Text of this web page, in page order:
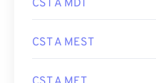
CST A MDT
CST A MEST